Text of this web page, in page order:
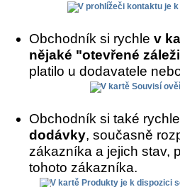
Obchodník si rychle v
nějaké "otevřené
platilo u dodavatele
Obchodník si také
dodávky, současně
zákazníka a jejich stav,
tohoto zákazníka.